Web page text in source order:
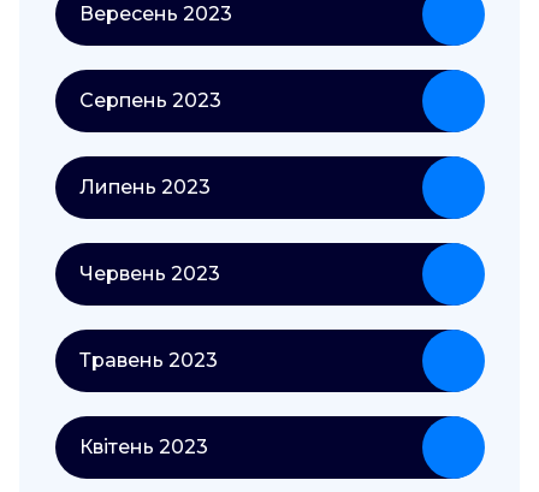
Вересень 2023
Серпень 2023
Липень 2023
Червень 2023
Травень 2023
Квітень 2023